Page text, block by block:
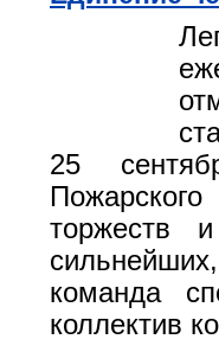
25
торжеств
команда
коллектив